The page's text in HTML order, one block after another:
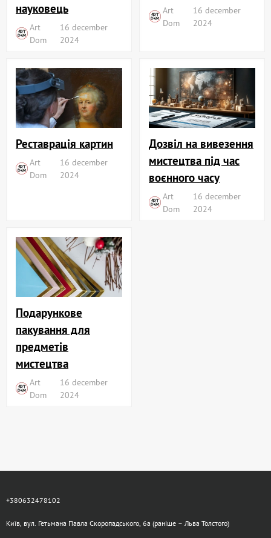
науковець
Art
Dom
16 december
2024
Art
Dom
16 december
2024
Реставрація картин
Art
Dom
16 december
2024
Дозвіл на вивезення
мистецтва під час
воєнного часу
Art
Dom
16 december
2024
Подарункове
пакування для
предметів
мистецтва
Art
Dom
16 december
2024
+380632478102
Київ, вул. Гетьмана Павла Скоропадського, 6а (раніше – Льва Толстого)